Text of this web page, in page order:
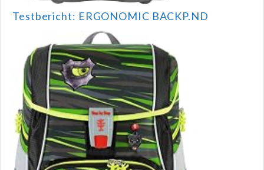
Testbericht: ERGONOMIC BACKP.ND